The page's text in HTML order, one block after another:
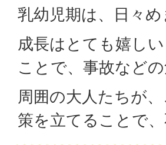
乳幼児期は、日々
成長はとても嬉し
ことで、事故など
周囲の大人たちが
策を立てることで